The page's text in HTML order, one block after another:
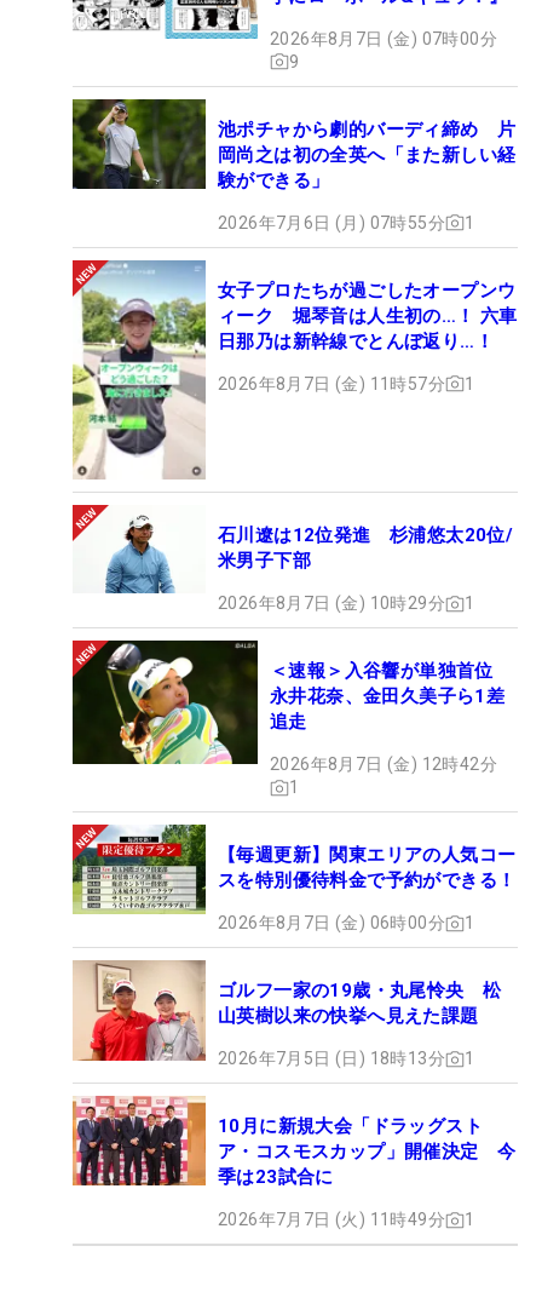
2026年8月7日 (金) 07時00分
9
池ポチャから劇的バーディ締め 片
岡尚之は初の全英へ「また新しい経
験ができる」
2026年7月6日 (月) 07時55分 1
女子プロたちが過ごしたオープンウ
ィーク 堀琴音は人生初の…！ 六車
日那乃は新幹線でとんぼ返り…！
2026年8月7日 (金) 11時57分 1
石川遼は12位発進 杉浦悠太20位/
米男子下部
2026年8月7日 (金) 10時29分 1
＜速報＞入谷響が単独首位
永井花奈、金田久美子ら1差
追走
2026年8月7日 (金) 12時42分
1
【毎週更新】関東エリアの人気コー
スを特別優待料金で予約ができる！
2026年8月7日 (金) 06時00分 1
ゴルフ一家の19歳・丸尾怜央 松
山英樹以来の快挙へ見えた課題
2026年7月5日 (日) 18時13分 1
10月に新規大会「ドラッグスト
ア・コスモスカップ」開催決定 今
季は23試合に
2026年7月7日 (火) 11時49分 1